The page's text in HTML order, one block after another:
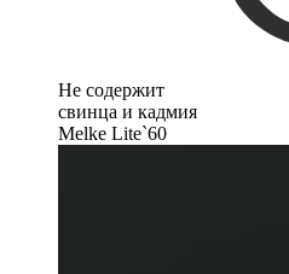
Не содержит
свинца и кадмия
Melke Lite`60